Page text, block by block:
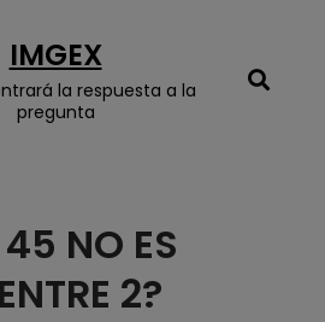
IMGEX
la respuesta a la
pregunta
NO ES
2?